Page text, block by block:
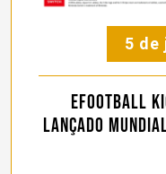
5 de
eFootball
lançado